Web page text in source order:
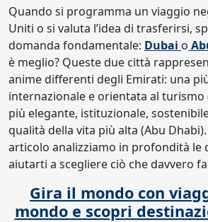
Quando si programma un viaggio
Uniti o si valuta l’idea di trasferirsi,
domanda fondamentale: Dubai o
è meglio? Queste due città
anime differenti degli Emirati: una
internazionale e orientata al turismo
più elegante, istituzionale,
qualità della vita più alta (Abu
articolo analizziamo in profondità le
aiutarti a scegliere ciò che davvero
Gira il mondo con
mondo e scopri